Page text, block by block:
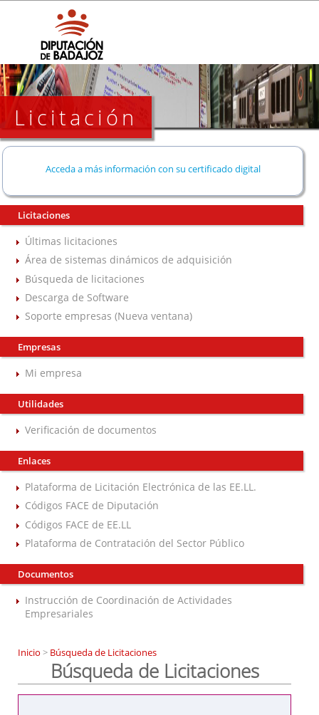
Licitación
Acceda a más información con su certificado digital
Licitaciones
Últimas licitaciones
Área de sistemas dinámicos de adquisición
Búsqueda de licitaciones
Descarga de Software
Soporte empresas (Nueva ventana)
Empresas
Mi empresa
Utilidades
Verificación de documentos
Enlaces
Plataforma de Licitación Electrónica de las EE.LL.
Códigos FACE de Diputación
Códigos FACE de EE.LL
Plataforma de Contratación del Sector Público
Documentos
Instrucción de Coordinación de Actividades
Empresariales
Inicio > Búsqueda de Licitaciones
Búsqueda de Licitaciones